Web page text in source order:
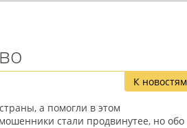
К новостям
а помогли в этом
стали продвинутее, но обо